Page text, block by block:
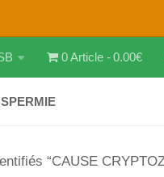
0 Article 0.00€
“CAUSE